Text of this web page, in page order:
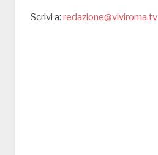
Scrivi a: redazione@viviroma.tv